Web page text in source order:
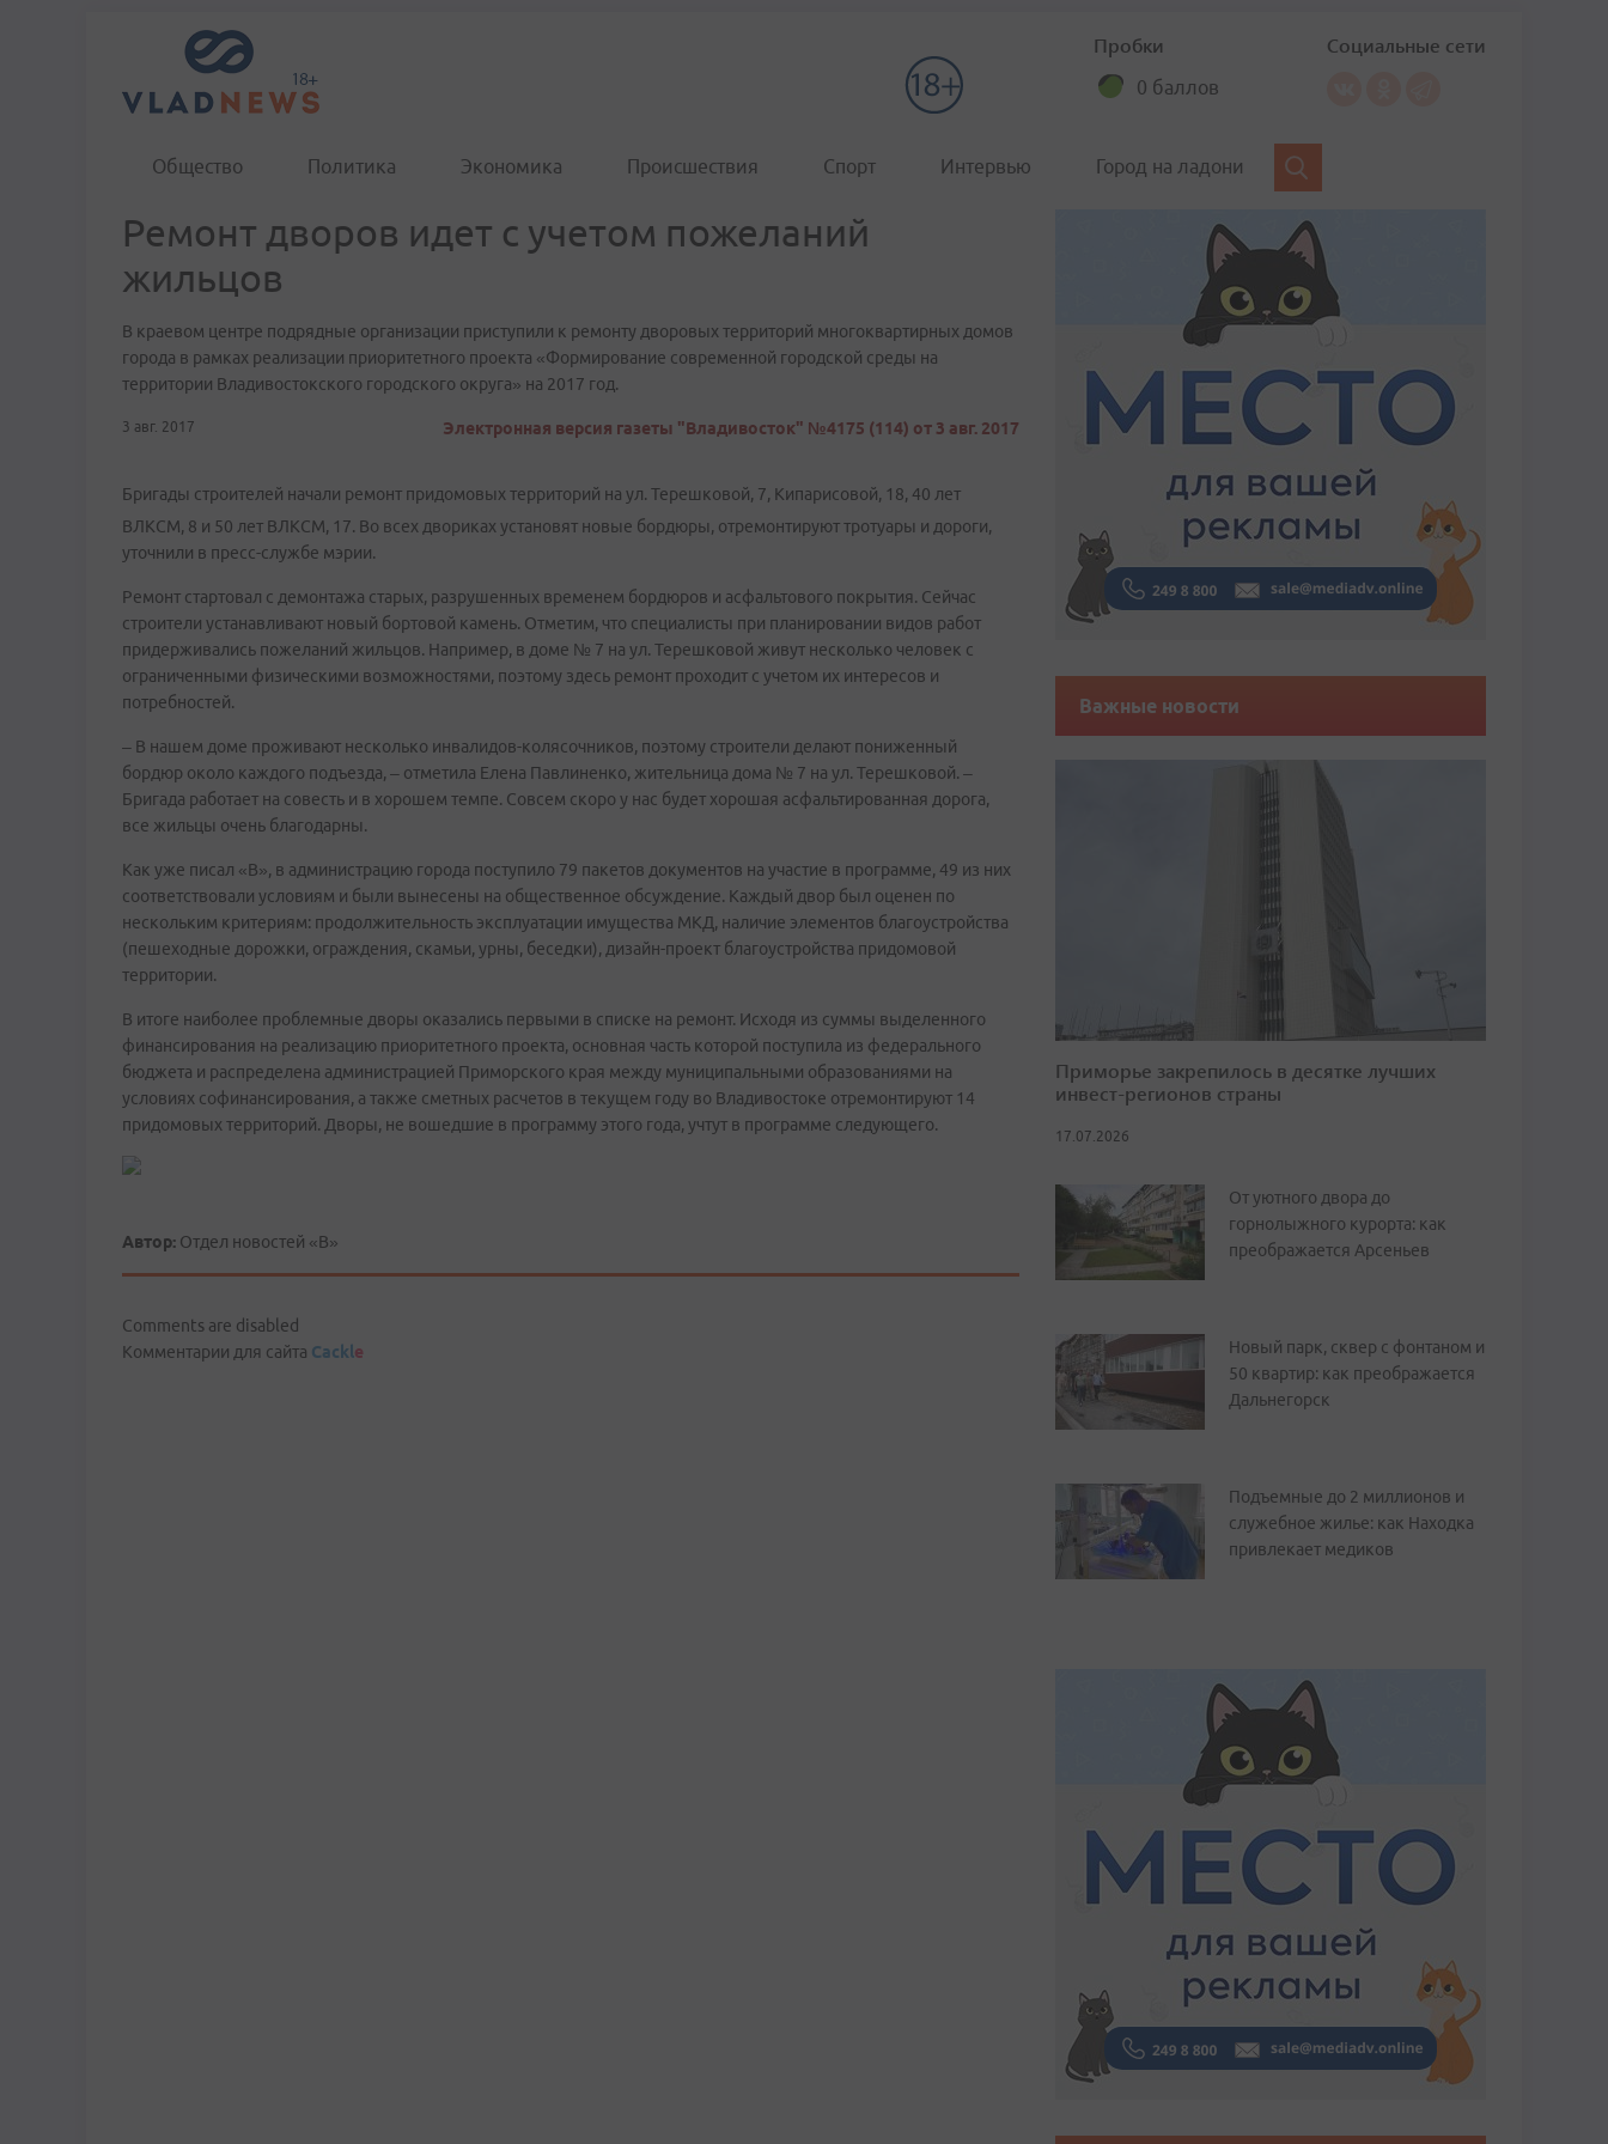
Пробки
0 баллов
Социальные сети
Общество Политика Экономика Происшествия Спорт Интервью Город на ладони
Ремонт дворов идет с учетом пожеланий
жильцов
В краевом центре подрядные организации приступили к ремонту дворовых территорий многоквартирных домов
города в рамках реализации приоритетного проекта «Формирование современной городской среды на
территории Владивостокского городского округа» на 2017 год.
3 авг. 2017 Электронная версия газеты "Владивосток" №4175 (114) от 3 авг. 2017
Бригады строителей начали ремонт придомовых территорий на ул. Терешковой, 7, Кипарисовой, 18, 40 лет
ВЛКСМ, 8 и 50 лет ВЛКСМ, 17. Во всех двориках установят новые бордюры, отремонтируют тротуары и дороги,
уточнили в пресс-службе мэрии.
Ремонт стартовал с демонтажа старых, разрушенных временем бордюров и асфальтового покрытия. Сейчас
строители устанавливают новый бортовой камень. Отметим, что специалисты при планировании видов работ
придерживались пожеланий жильцов. Например, в доме № 7 на ул. Терешковой живут несколько человек с
ограниченными физическими возможностями, поэтому здесь ремонт проходит с учетом их интересов и
потребностей.
– В нашем доме проживают несколько инвалидов-колясочников, поэтому строители делают пониженный
бордюр около каждого подъезда, – отметила Елена Павлиненко, жительница дома № 7 на ул. Терешковой. –
Бригада работает на совесть и в хорошем темпе. Совсем скоро у нас будет хорошая асфальтированная дорога,
все жильцы очень благодарны.
Как уже писал «В», в администрацию города поступило 79 пакетов документов на участие в программе, 49 из них
соответствовали условиям и были вынесены на общественное обсуждение. Каждый двор был оценен по
нескольким критериям: продолжительность эксплуатации имущества МКД, наличие элементов благоустройства
(пешеходные дорожки, ограждения, скамьи, урны, беседки), дизайн-проект благоустройства придомовой
территории.
В итоге наиболее проблемные дворы оказались первыми в списке на ремонт. Исходя из суммы выделенного
финансирования на реализацию приоритетного проекта, основная часть которой поступила из федерального
бюджета и распределена администрацией Приморского края между муниципальными образованиями на
условиях софинансирования, а также сметных расчетов в текущем году во Владивостоке отремонтируют 14
придомовых территорий. Дворы, не вошедшие в программу этого года, учтут в программе следующего.
Автор: Отдел новостей «В»
Comments are disabled
Комментарии для сайта Cackle
Важные новости
Приморье закрепилось в десятке лучших
инвест-регионов страны
17.07.2026
От уютного двора до
горнолыжного курорта: как
преображается Арсеньев
Новый парк, сквер с фонтаном и
50 квартир: как преображается
Дальнегорск
Подъемные до 2 миллионов и
служебное жилье: как Находка
привлекает медиков